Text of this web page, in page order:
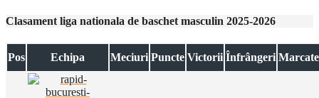
Clasament liga nationala de baschet masculin 2025-2026
Pos Echipa Meciuri Puncte Victorii Înfrângeri Marcate